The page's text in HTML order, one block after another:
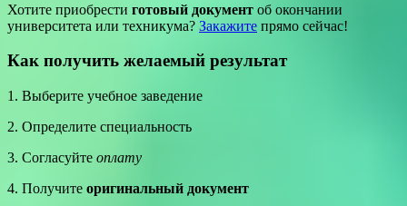
Хотите приобрести готовый документ об окончании
университета или техникума? Закажите прямо сейчас!
Как получить желаемый результат
1. Выберите учебное заведение
2. Определите специальность
3. Согласуйте оплату
4. Получите оригинальный документ